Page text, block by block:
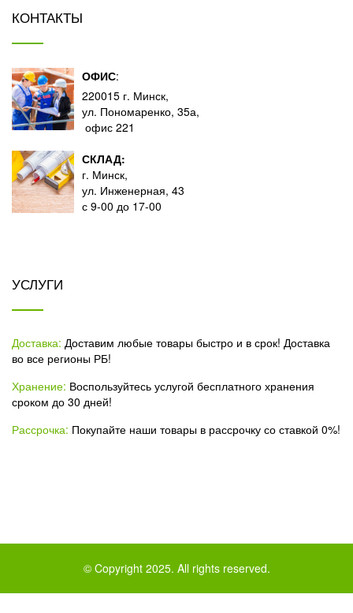
КОНТАКТЫ
ОФИС:
220015 г. Минск,
ул. Пономаренко, 35а,
офис 221
СКЛАД:
г. Минск,
ул. Инженерная, 43
с 9-00 до 17-00
УСЛУГИ
Доставка: Доставим любые товары быстро и в срок! Доставка
во все регионы РБ!
Хранение: Воспользуйтесь услугой бесплатного хранения
сроком до 30 дней!
Рассрочка: Покупайте наши товары в рассрочку со ставкой 0%!
© Copyright 2025. All rights reserved.